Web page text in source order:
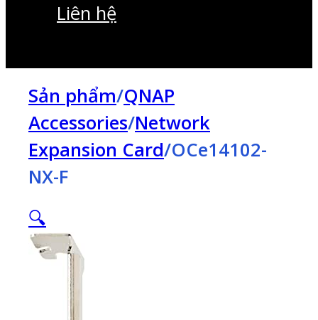
Liên hệ
Sản phẩm/QNAP
Accessories/Network
Expansion Card/OCe14102-
NX-F
🔍